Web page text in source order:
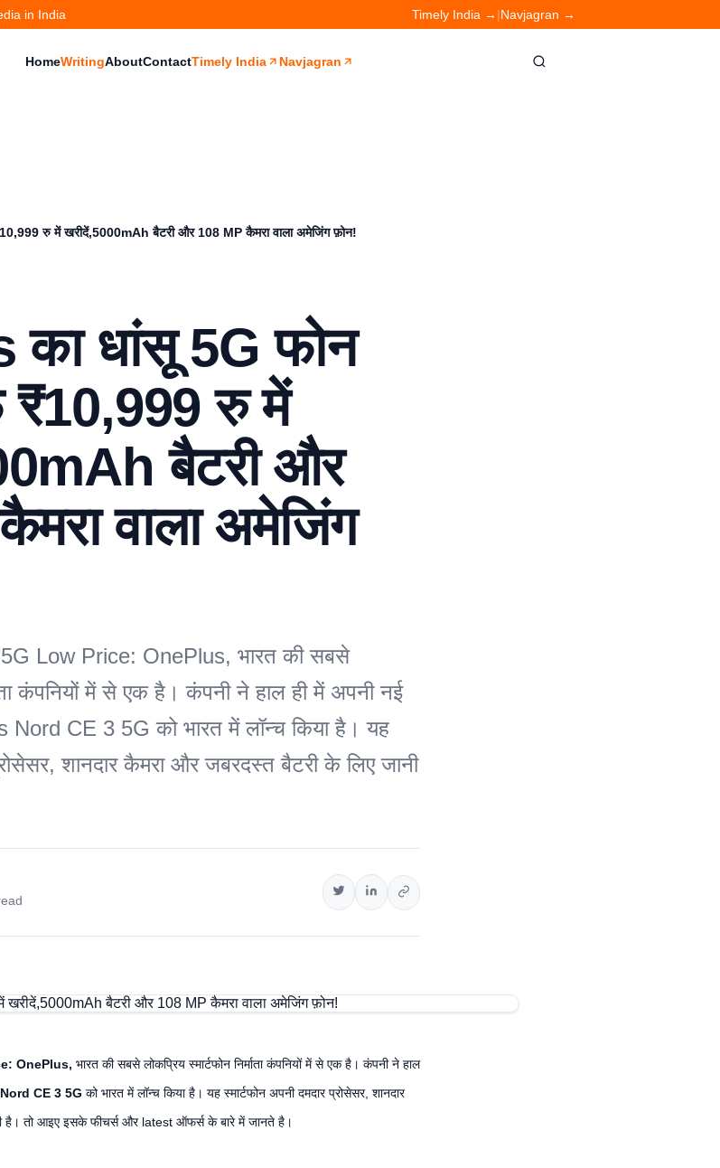
in India Timely India → |Navjagran →
HomeWritingAboutContactTimely India Navjagran
रु में खरीदें,5000mAh बैटरी और 108 MP कैमरा वाला अमेजिंग फ़ोन!
धांसू 5G फोन
₹10,999 रु में
बैटरी और
वाला अमेजिंग
Low Price: OnePlus, भारत की सबसे
कंपनियों में से एक है। कंपनी ने हाल ही में अपनी नई
Nord CE 3 5G को भारत में लॉन्च किया है। यह
शानदार कैमरा और जबरदस्त बैटरी के लिए जानी
OnePlus, भारत की सबसे लोकप्रिय स्मार्टफोन निर्माता कंपनियों में से एक है। कंपनी ने हाल
CE 3 5G को भारत में लॉन्च किया है। यह स्मार्टफोन अपनी दमदार प्रोसेसर, शानदार
है। तो आइए इसके फीचर्स और latest ऑफर्स के बारे में जानते है।